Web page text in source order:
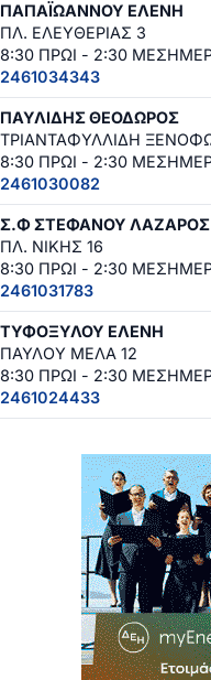
ΠΑΠΑΪΩΑΝΝΟΥ ΕΛΕΝΗ
ΠΛ. ΕΛΕΥΘΕΡΙΑΣ 3
8:30 ΠΡΩΙ - 2:30
2461034343
ΠΑΥΛΙΔΗΣ ΘΕΟΔΩΡΟΣ
ΤΡΙΑΝΤΑΦΥΛΛΙΔΗ
8:30 ΠΡΩΙ - 2:30
2461030082
Σ.Φ ΣΤΕΦΑΝΟΥ ΛΑΖΑΡΟΣ
ΠΛ. ΝΙΚΗΣ 16
8:30 ΠΡΩΙ - 2:30
2461031783
ΤΥΦΟΞΥΛΟΥ ΕΛΕΝΗ
ΠΑΥΛΟΥ ΜΕΛΑ 12
8:30 ΠΡΩΙ - 2:30
2461024433